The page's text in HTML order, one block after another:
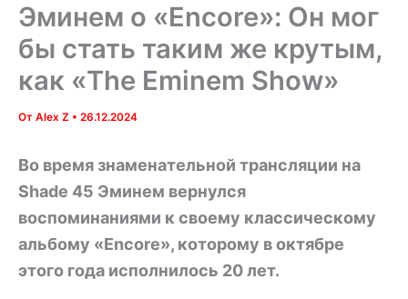
Эминем о «Encore»: Он мог
бы стать таким же крутым,
как «The Eminem Show»
От Alex Z • 26.12.2024
Во время знаменательной трансляции на
Shade 45 Эминем вернулся
воспоминаниями к своему классическому
альбому «Encore», которому в октябре
этого года исполнилось 20 лет.